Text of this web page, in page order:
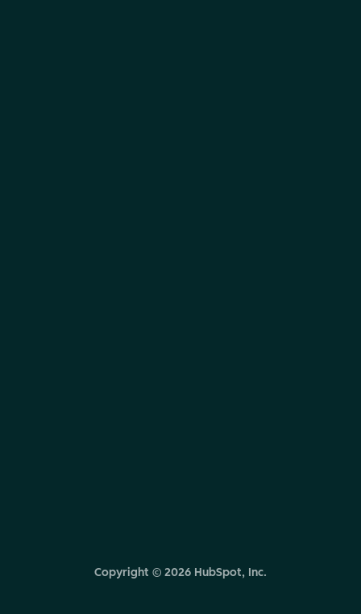
Copyright © 2026 HubSpot, Inc.